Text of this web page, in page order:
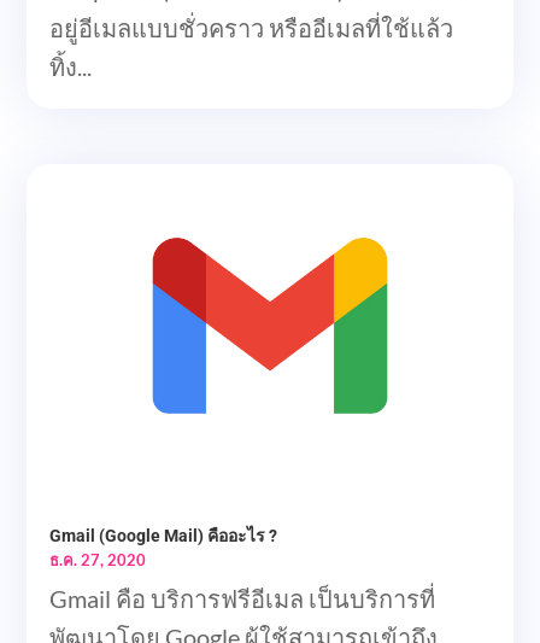
อยู่อีเมลแบบชั่วคราว หรืออีเมลที่ใช้แล้ว
ทิ้ง...
Gmail (Google Mail) คืออะไร ?
ธ.ค. 27, 2020
Gmail คือ บริการฟรีอีเมล เป็นบริการที่